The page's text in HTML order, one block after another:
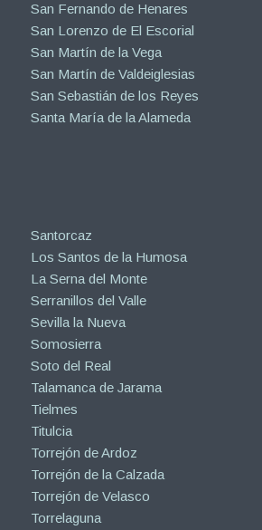
San Fernando de Henares
San Lorenzo de El Escorial
San Martín de la Vega
San Martín de Valdeiglesias
San Sebastián de los Reyes
Santa María de la Alameda
Santorcaz
Los Santos de la Humosa
La Serna del Monte
Serranillos del Valle
Sevilla la Nueva
Somosierra
Soto del Real
Talamanca de Jarama
Tielmes
Titulcia
Torrejón de Ardoz
Torrejón de la Calzada
Torrejón de Velasco
Torrelaguna